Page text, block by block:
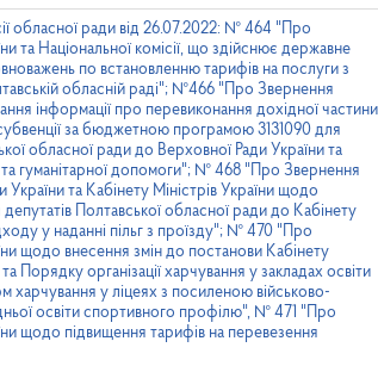
обласної ради від 26.07.2022: № 464 "Про
та Національної комісії, що здійснює державне
по встановленню тарифів на послуги з
обласній раді"; №466 "Про Звернення
інформації про перевиконання дохідної частини
за бюджетною програмою 3131090 для
обласної ради до Верховної Ради України та
гуманітарної допомоги"; № 468 "Про Звернення
та Кабінету Міністрів України щодо
Полтавської обласної ради до Кабінету
у наданні пільг з проїзду"; № 470 "Про
щодо внесення змін до постанови Кабінету
організації харчування у закладах освіти
харчування у ліцеях з посиленою військово-
освіти спортивного профілю", № 471 "Про
щодо підвищення тарифів на перевезення